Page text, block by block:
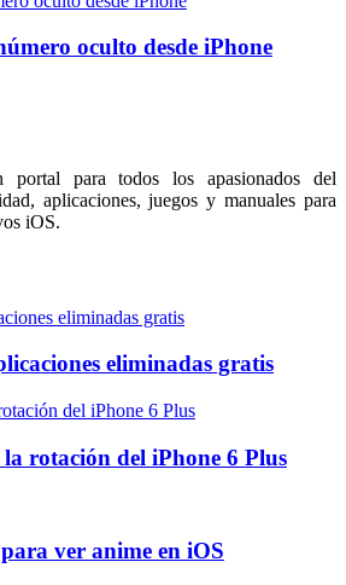
oculto desde iPhone
portal para todos los apasionados del
aplicaciones, juegos y manuales para
iOS.
eliminadas gratis
rotación del iPhone 6 Plus
ver anime en iOS